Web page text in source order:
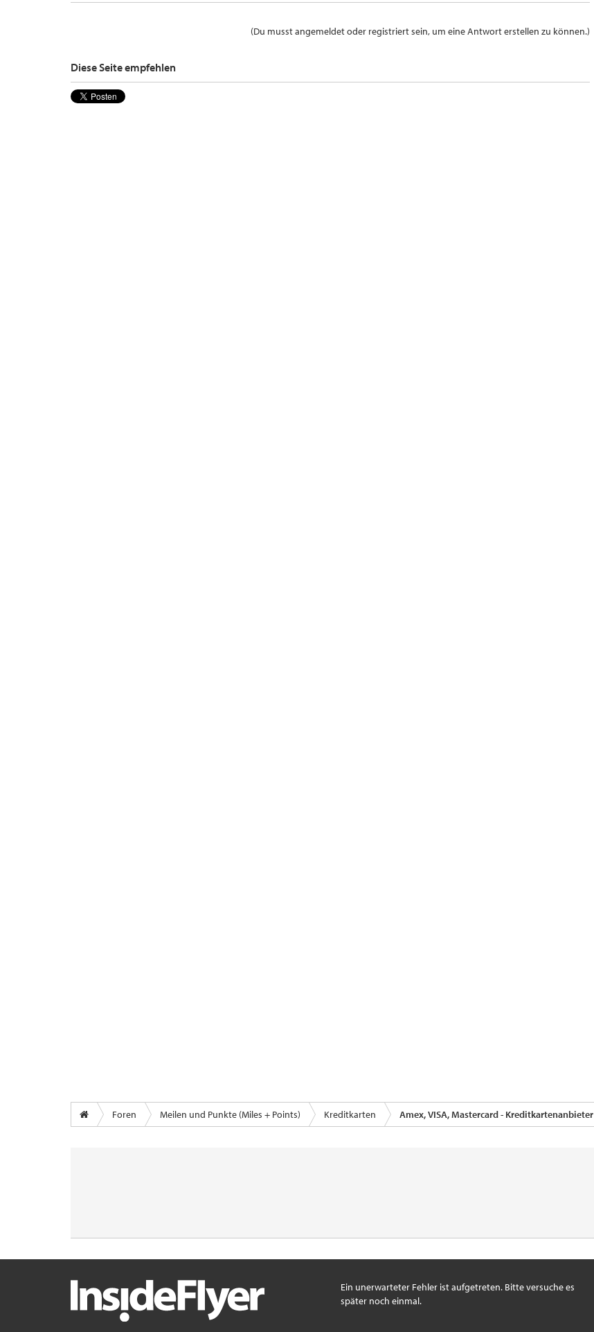
(Du musst angemeldet oder registriert sein, um eine Antwort erstellen zu können.)
Diese Seite empfehlen
Foren Meilen und Punkte (Miles + Points) Kreditkarten Amex, VISA, Mastercard - Kreditkartenanbieter
Ein unerwarteter Fehler ist aufgetreten. Bitte versuche es
später noch einmal.